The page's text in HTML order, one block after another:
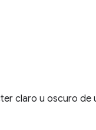
claro u oscuro